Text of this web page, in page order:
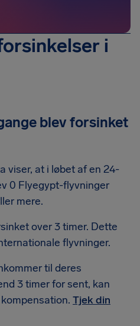
i
blev forsinket
viser, at i løbet af en 24-
0 Flyegypt-flyvninger
mere.
over 3 timer. Dette
flyvninger.
til deres
3 timer for sent, kan
Tjek din